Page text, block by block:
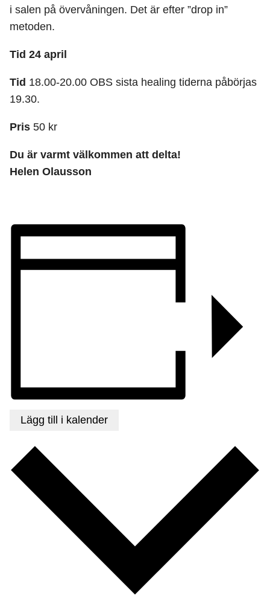
i salen på övervåningen. Det är efter ”drop in”
metoden.
Tid 24 april
Tid 18.00-20.00 OBS sista healing tiderna påbörjas
19.30.
Pris 50 kr
Du är varmt välkommen att delta!
Helen Olausson
Lägg till i kalender